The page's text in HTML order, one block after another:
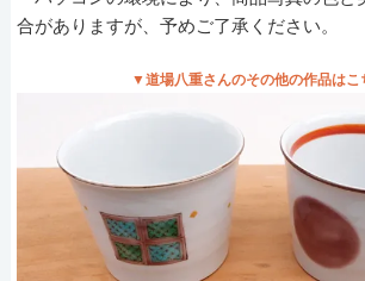
合がありますが、予めご了承ください。
▼道場八重さんのその他の作品は